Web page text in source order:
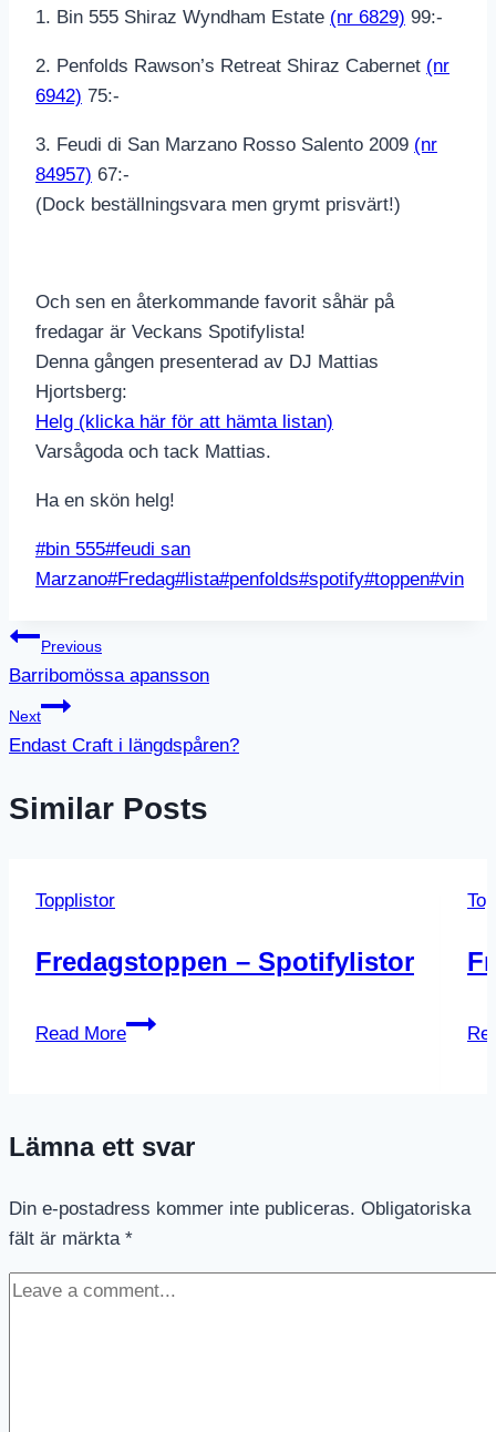
1. Bin 555 Shiraz Wyndham Estate (nr 6829) 99:-
2. Penfolds Rawson’s Retreat Shiraz Cabernet (nr
6942) 75:-
3. Feudi di San Marzano Rosso Salento 2009 (nr
84957) 67:-
(Dock beställningsvara men grymt prisvärt!)
Och sen en återkommande favorit såhär på
fredagar är Veckans Spotifylista!
Denna gången presenterad av DJ Mattias
Hjortsberg:
Helg (klicka här för att hämta listan)
Varsågoda och tack Mattias.
Ha en skön helg!
Post
Tags:
#bin 555#feudi san
Marzano#Fredag#lista#penfolds#spotify#toppen#vin
Inläggsnavigering
Previous
Barribomössa apansson
Next
Endast Craft i längdspåren?
Similar Posts
Topplistor
Fredagstoppen – Spotifylistor
Read More
Fredagstoppen
Lämna ett svar
Din e-postadress kommer inte publiceras. Obligatoriska
fält är märkta *